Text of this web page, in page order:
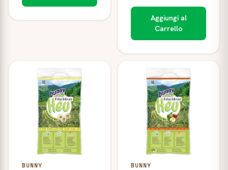
Aggiungi al
Carrello
BUNNY BUNNY